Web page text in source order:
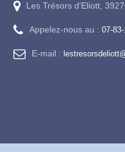
Les Trésors d'Eliott,
Appelez-nous au : 07-
E-mail :